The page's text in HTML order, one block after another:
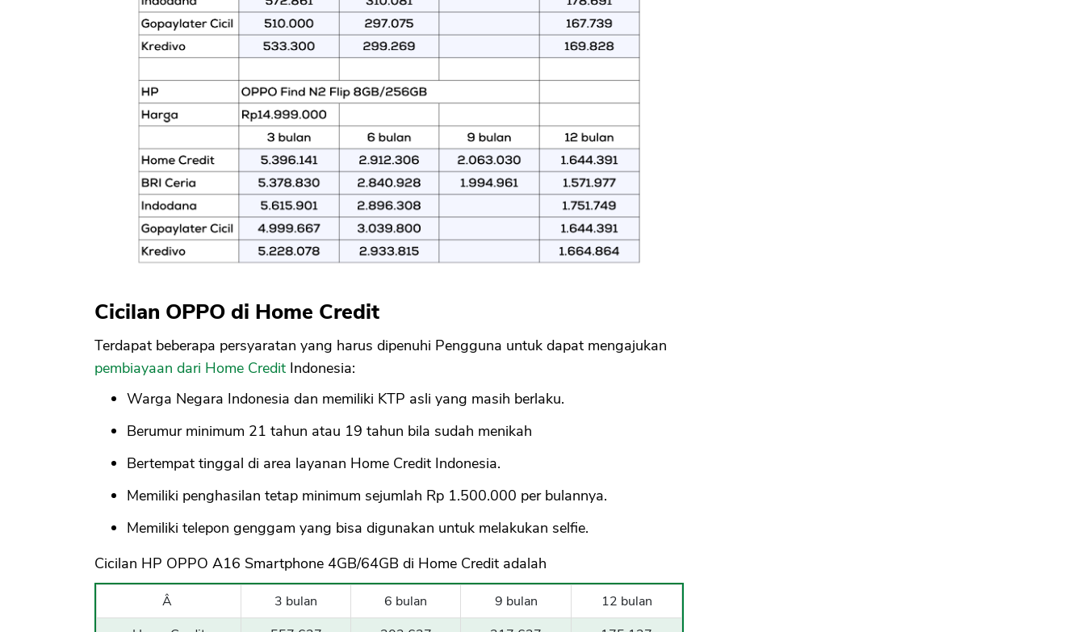
Cicilan OPPO di Home Credit
Terdapat beberapa persyaratan yang harus dipenuhi Pengguna untuk dapat mengajukan
pembiayaan dari Home Credit Indonesia:
Warga Negara Indonesia dan memiliki KTP asli yang masih berlaku.
Berumur minimum 21 tahun atau 19 tahun bila sudah menikah
Bertempat tinggal di area layanan Home Credit Indonesia.
Memiliki penghasilan tetap minimum sejumlah Rp 1.500.000 per bulannya.
Memiliki telepon genggam yang bisa digunakan untuk melakukan selfie.
Cicilan HP OPPO A16 Smartphone 4GB/64GB di Home Credit adalah
Â 3 bulan 6 bulan 9 bulan
12 bulan